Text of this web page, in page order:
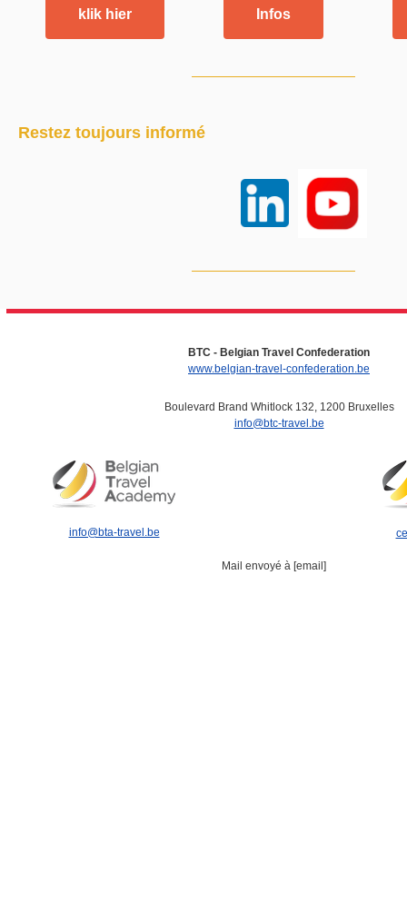
klik hier Infos
Restez toujours informé
BTC - Belgian Travel Confederation
www.belgian-travel-confederation.be
Boulevard Brand Whitlock 132, 1200 Bruxelles
info@btc-travel.be
info@bta-travel.be
Mail envoyé à [email]